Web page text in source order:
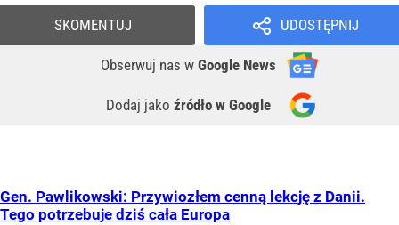
UDOSTĘPNIJ
Obserwuj nas w Google News
Dodaj jako źródło w Google
SKOMENTUJ
Gen. Pawlikowski: Przywiozłem cenną lekcję z Danii.
Tego potrzebuje dziś cała Europa